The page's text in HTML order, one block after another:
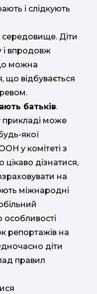
і слідкують
Діти
впродовж
можна
що відбувається
батьків.
може
якої
у комітеті з
цікаво дізнатися,
на
міжнародні
особливості
репортажів на
діти
правил